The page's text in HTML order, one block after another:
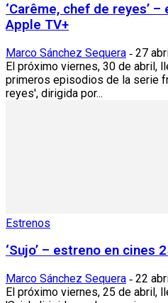
‘Carême, chef de reyes’
Apple TV+
Marco Sánchez Sequera - 27
El próximo viernes, 30 de abril,
primeros episodios de la serie
reyes', dirigida por...
Estrenos
‘Sujo’ – estreno en cines
Marco Sánchez Sequera - 22
El próximo viernes, 25 de abril,